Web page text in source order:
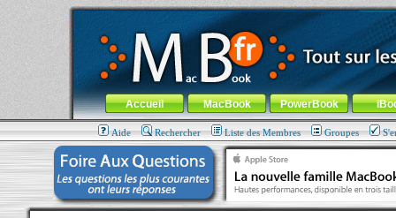
MacBook-fr.com : 100% Apple... 100% nomade !
Aller au contenu-Aller au menu général-Aller au menu de
Menu général
Accueil MacBook PowerBook
Aide Rechercher Liste des Membres Groupes